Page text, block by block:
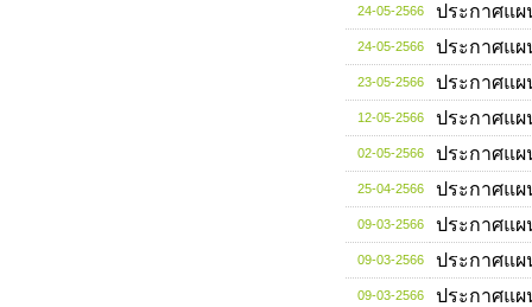
24-05-2566 ประกาศแผ
24-05-2566 ประกาศแผ
23-05-2566 ประกาศแผ
12-05-2566 ประกาศแผ
02-05-2566 ประกาศแผ
25-04-2566 ประกาศแผ
09-03-2566 ประกาศแผ
09-03-2566 ประกาศแผ
09-03-2566 ประกาศแผ